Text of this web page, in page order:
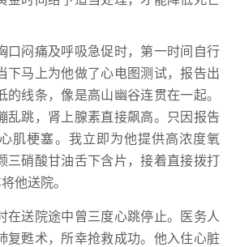
口闷痛及呼吸急促时，第一时间自行
下马上为他做了心电图测试，报告出
的线条，像是高山幽谷连贯在一起。
乱跳，肾上腺素直接飙高。只因报告
肌梗塞。我立即为他提供高浓度氧
三硝酸甘油舌下含片，接着直接拨打
他送院。
在送院途中曾三度心跳停止。医务人
复甦术，所幸抢救成功。他入住心脏